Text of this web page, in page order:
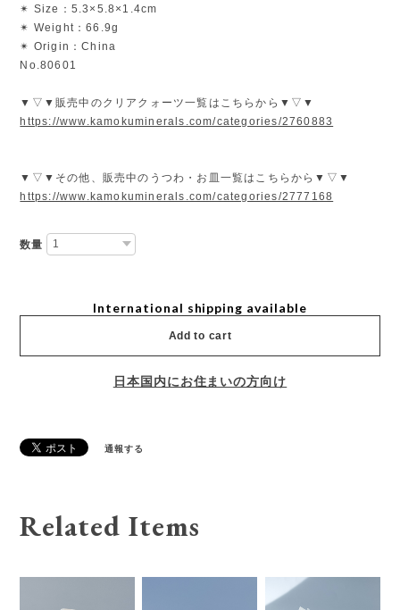
✴︎ Size：5.3×5.8×1.4cm
✴︎ Weight：66.9g
✴︎ Origin：China
No.80601
▼▽▼販売中のクリアクォーツ一覧はこちらから▼▽▼
https://www.kamokuminerals.com/categories/2760883
▼▽▼その他、販売中のうつわ・お皿一覧はこちらから▼▽▼
https://www.kamokuminerals.com/categories/2777168
数量
International shipping available
Add to cart
日本国内にお住まいの方向け
通報する
Related Items